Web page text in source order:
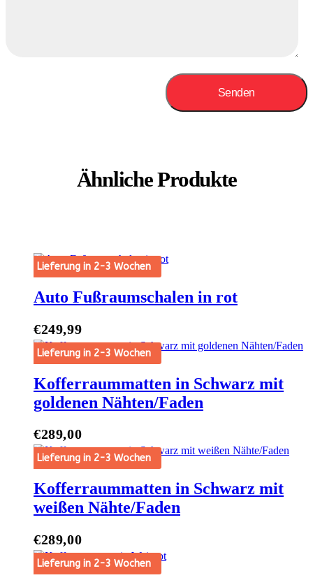
Ähnliche Produkte
Lieferung in 2-3 Wochen
Auto Fußraumschalen in rot
€249,99
Lieferung in 2-3 Wochen
Kofferraummatten in Schwarz mit
goldenen Nähten/Faden
€289,00
Lieferung in 2-3 Wochen
Kofferraummatten in Schwarz mit
weißen Nähte/Faden
€289,00
Lieferung in 2-3 Wochen